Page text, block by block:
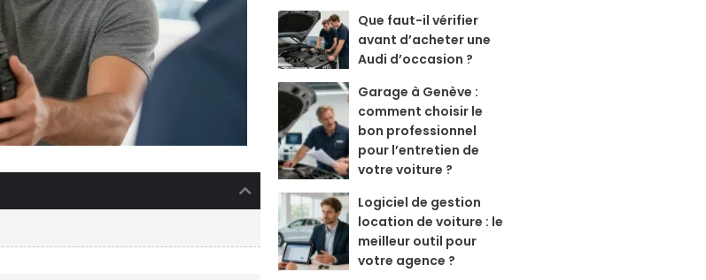
Que faut-il vérifier
avant d’acheter une
Audi d’occasion ?
Garage à Genève :
comment choisir le
bon professionnel
pour l’entretien de
votre voiture ?
Logiciel de gestion
location de voiture : le
meilleur outil pour
votre agence ?